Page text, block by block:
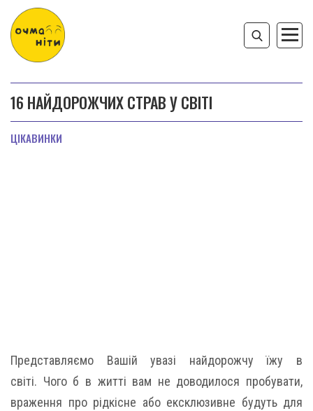
16 НАЙДОРОЖЧИХ СТРАВ У СВІТІ
ЦІКАВИНКИ
Представляємо Вашій увазі найдорожчу їжу в
світі. Чого б в житті вам не доводилося пробувати,
враження про рідкісне або ексклюзивне будуть для